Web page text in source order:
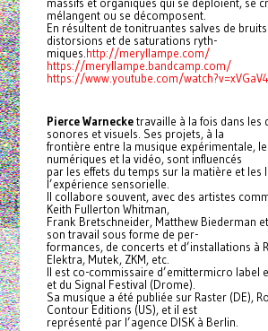
mélangent ou se décomposent.
En résultent de tonitruantes salves de
distorsions et de saturations ryth-
miques. http://meryllampe.com/
https://meryllampe.bandcamp.com/
https://www.youtube.com/
Pierce Warnecketravaille à la fois dans les
sonores et visuels. Ses projets, à la
frontière entre la musique expérimentale,
numériques et la vidéo, sont influencés
par les effets du temps sur la matière et les
l’expérience sensorielle.
Il collabore souvent, avec des artistes
Keith Fullerton Whitman,
Frank Bretschneider, Matthew Biederman
son travail sous forme de per-
formances, de concerts et d’installations à
Elektra, Mutek, ZKM, etc.
Il est co-commissaire d’emittermicro label
et du Signal Festival (Drome).
Sa musique a été publiée sur Raster (DE),
Contour Editions (US), et il est
représenté par l’agence DISK à Berlin.